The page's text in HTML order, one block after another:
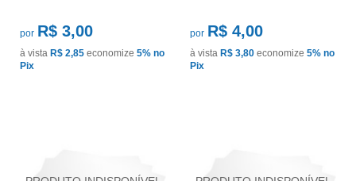
por R$ 3,00
à vista R$ 2,85 economize 5% no
Pix
por R$ 4,00
à vista R$ 3,80 economize 5% no
Pix